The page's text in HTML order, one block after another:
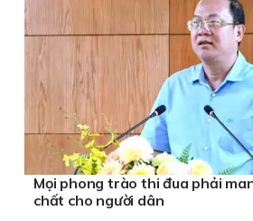
Mọi phong trào thi đua phải
chất cho người dân